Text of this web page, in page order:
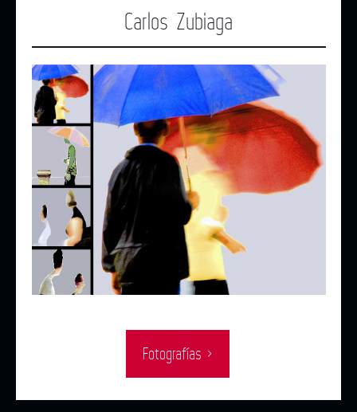
Carlos Zubiaga
Fotografías ›